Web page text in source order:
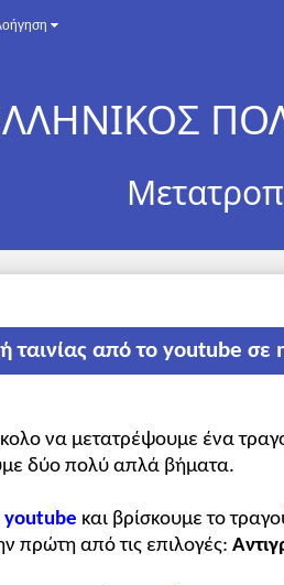
ταινίας από το youtube σε
να μετατρέψουμε ένα
δύο πολύ απλά βήματα.
youtube και βρίσκουμε το
πρώτη από τις επιλογές: